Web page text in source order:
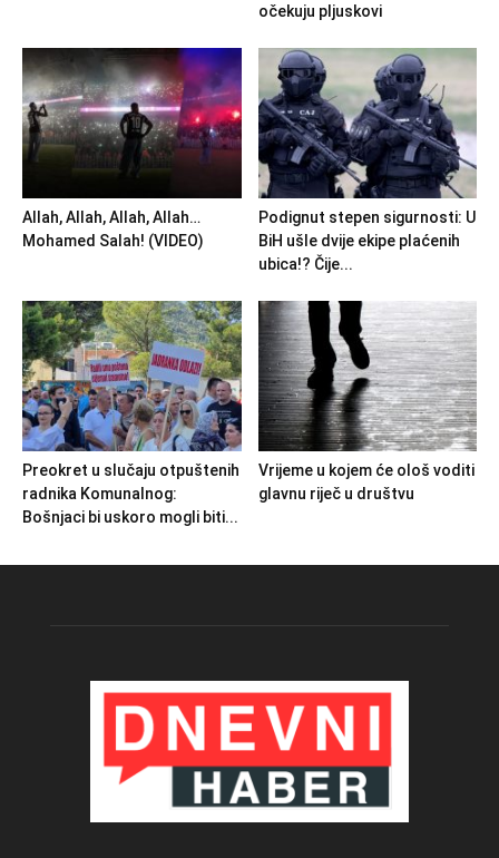
očekuju pljuskovi
Allah, Allah, Allah, Allah…
Mohamed Salah! (VIDEO)
Podignut stepen sigurnosti: U
BiH ušle dvije ekipe plaćenih
ubica!? Čije...
Preokret u slučaju otpuštenih
radnika Komunalnog:
Bošnjaci bi uskoro mogli biti...
Vrijeme u kojem će ološ voditi
glavnu riječ u društvu